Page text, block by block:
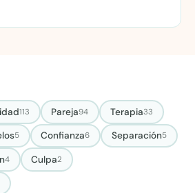
113 Pareja94 Terapia33
5 Confianza6 Separación5
4 Culpa2